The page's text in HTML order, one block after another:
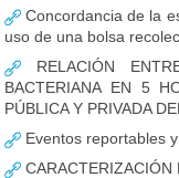
Concordancia de la
uso de una bolsa
RELACIÓN
BACTERIANA EN 5
PÚBLICA Y PRIVADA
Eventos reportables
CARACTERIZACIÓN